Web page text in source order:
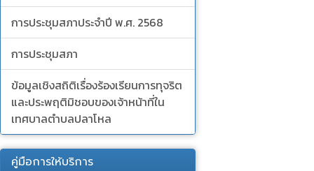
การประชุมสภาประจำปี พ.ศ. 2568
การประชุมสภา
ข้อมูลเชิงสถิติเรื่องร้องเรียนการทุจริต
และประพฤติมิชอบของเจ้าหน้าที่ใน
เทศบาลตำบลปลาโหล
คู่มือการให้บริการ